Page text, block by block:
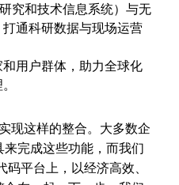
究和技术信息系统）与无
通科研数据与现场运营
用户群体，助力全球化
现这样的整合。大多数企
完成这些功能，而我们
平台上，以经济高效、